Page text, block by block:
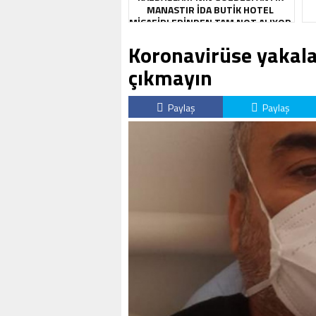
MANASTIR İDA BUTIK HOTEL
MISAFIRLERINDEN TAM NOT ALIYOR
Koronavirüse
çıkmayın
Paylaş Paylaş